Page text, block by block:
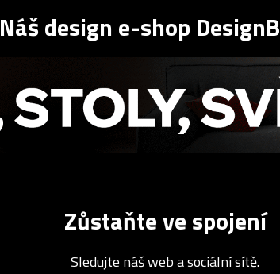
Náš design e-shop
Zůstaňte ve spojení
Sledujte náš web a sociální sítě.